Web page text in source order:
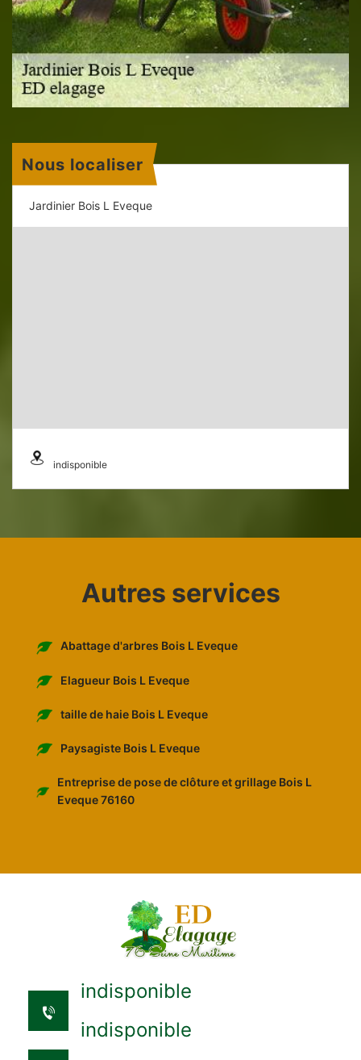
Nous localiser
Jardinier Bois L Eveque
indisponible
Autres services
Abattage d'arbres Bois L Eveque
Elagueur Bois L Eveque
taille de haie Bois L Eveque
Paysagiste Bois L Eveque
Entreprise de pose de clôture et grillage Bois L
Eveque 76160
indisponible
indisponible